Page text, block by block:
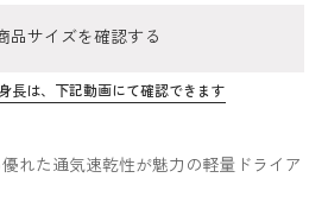
れた通気速乾性が魅力の軽量ドライア
品サイズを確認する
長は、下記動画にて確認できます